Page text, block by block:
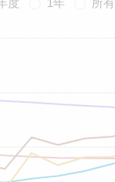
度 1年 所有